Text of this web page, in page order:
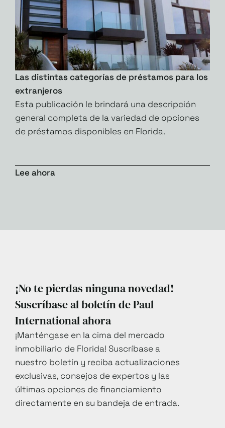
Las distintas categorías de préstamos para los
extranjeros
Esta publicación le brindará una descripción
general completa de la variedad de opciones
de préstamos disponibles en Florida.
Lee ahora
¡No te pierdas ninguna novedad!
Suscríbase al boletín de Paul
International ahora
¡Manténgase en la cima del mercado
inmobiliario de Florida! Suscríbase a
nuestro boletín y reciba actualizaciones
exclusivas, consejos de expertos y las
últimas opciones de financiamiento
directamente en su bandeja de entrada.